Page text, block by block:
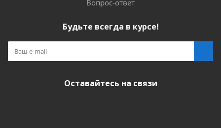
Вопрос-ответ
Будьте всегда в курсе!
Оставайтесь на связи